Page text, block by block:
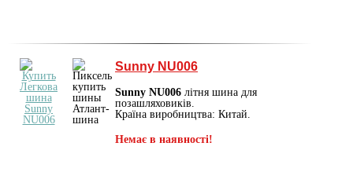
Sunny NU006
Sunny NU006 літня шина для
позашляховиків.
Країна виробництва: Китай.
Немає в наявності!